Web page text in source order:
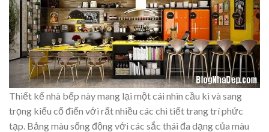
Thiết kế nhà bếp này mang lại một cái nhìn cầu kì và sang
trọng kiểu cổ điển với rất nhiều các chi tiết trang trí phức
tạp. Bảng màu sống động với các sắc thái đa dạng của màu